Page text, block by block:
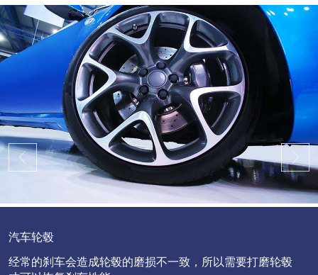
汽车轮毂
经常的刹车会造成轮毂的磨损不一致，所以需要打磨轮毂